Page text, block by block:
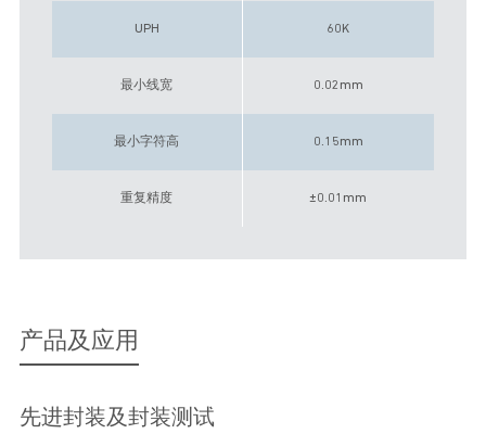
UPH 60K
最小线宽 0.02mm
最小字符高 0.15mm
重复精度 ±0.01mm
产品及应用
先进封装及封装测试